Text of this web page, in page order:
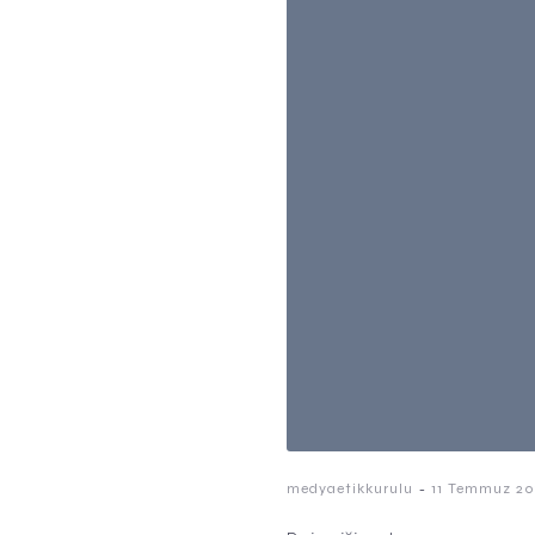
medyaetikkurulu - 11 Temmuz